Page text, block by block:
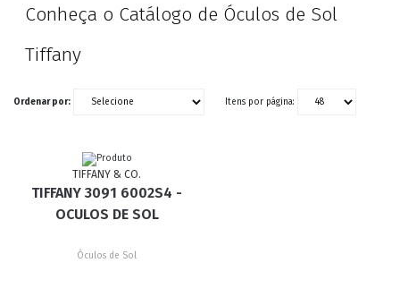
Conheça o Catálogo de Óculos de Sol
Tiffany
Ordenar por: Itens por página:
TIFFANY & CO.
TIFFANY 3091 6002S4 -
OCULOS DE SOL
Óculos de Sol